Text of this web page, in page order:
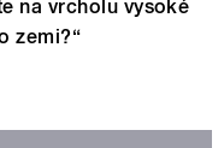
na vrcholu vysoké
zemi?“